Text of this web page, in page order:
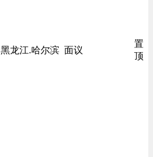
黑龙江.哈尔滨 面议
置
顶